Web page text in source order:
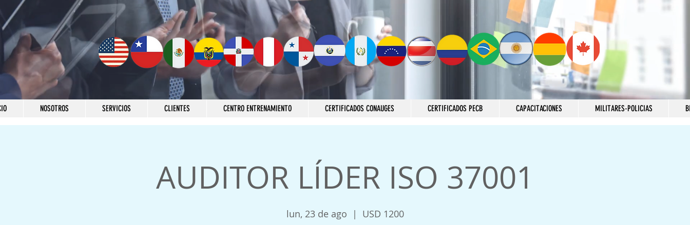
NOSOTROS SERVICIOS CLIENTES CENTRO ENTRENAMIENTO CERTIFICADOS CONAUGES CERTIFICADOS PECB CAPACITACIONES MILITARES-POLICIAS
AUDITOR LÍDER ISO 37001
lun, 23 de ago
  |
USD 1200